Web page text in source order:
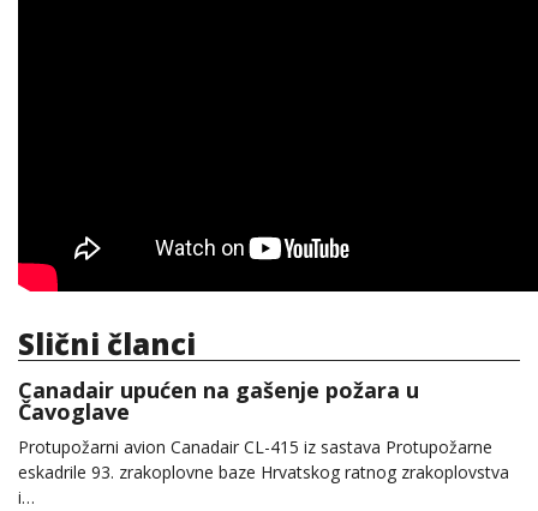
Slični članci
Canadair upućen na gašenje požara u
Čavoglave
Protupožarni avion Canadair CL-415 iz sastava Protupožarne
eskadrile 93. zrakoplovne baze Hrvatskog ratnog zrakoplovstva
i…